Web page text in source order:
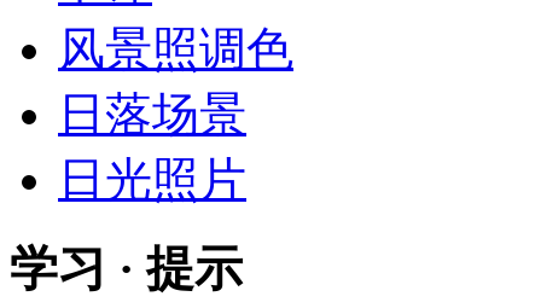
风景照调色
日落场景
日光照片
学习 · 提示